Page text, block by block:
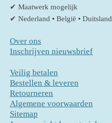
✔ Maatwerk mogelijk
✔ Nederland • België • Duitsland
Over ons
Inschrijven nieuwsbrief
Veilig betalen
Bestellen & leveren
Retourneren
Algemene voorwaarden
Sitemap